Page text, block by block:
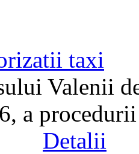
taxi
Valenii
a
Detalii